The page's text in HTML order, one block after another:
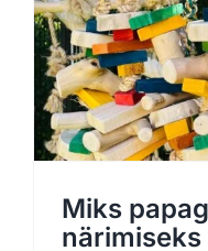
Miks